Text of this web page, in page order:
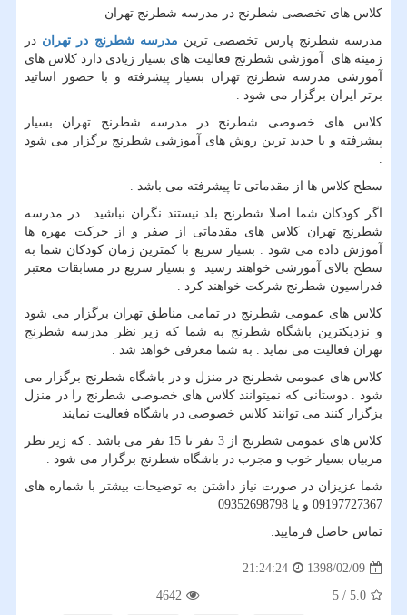
کلاس های تخصصی شطرنج در مدرسه شطرنج تهران
مدرسه شطرنج پارس تخصصی ترین مدرسه شطرنج در تهران در
زمینه های آموزشی شطرنج فعالیت های بسیار زیادی دارد کلاس های
آموزشی مدرسه شطرنج تهران بسیار پیشرفته و با حضور اساتید
برتر ایران برگزار می شود .
کلاس های خصوصی شطرنج در مدرسه شطرنج تهران بسیار
پیشرفته و با جدید ترین روش های آموزشی شطرنج برگزار می شود
سطح کلاس ها از مقدماتی تا پیشرفته می باشد .
اگر کودکان شما اصلا شطرنج بلد نیستند نگران نباشید . در مدرسه
شطرنج تهران کلاس های مقدماتی از صفر و از حرکت مهره ها
آموزش داده می شود . بسیار سریع با کمترین زمان کودکان شما به
سطح بالای آموزشی خواهند رسید و بسیار سریع در مسابقات معتبر
فدراسیون شطرنج شرکت خواهند کرد .
کلاس های عمومی شطرنج در تمامی مناطق تهران برگزار می شود
و نزدیکترین باشگاه شطرنج به شما که زیر نظر مدرسه شطرنج
تهران فعالیت می نماید . به شما معرفی خواهد شد .
کلاس های عمومی شطرنج در منزل و در باشگاه شطرنج برگزار می
شود . دوستانی که نمیتوانند کلاس های خصوصی شطرنج را در منزل
بزگزار کنند می توانند کلاس خصوصی در باشگاه فعالیت نمایند
کلاس های عمومی شطرنج از 3 نفر تا 15 نفر می باشد . که زیر نظر
مربیان بسیار خوب و مجرب در باشگاه شطرنج برگزار می شود .
شما عزیزان در صورت نیاز داشتن به توضیحات بیشتر با شماره های
09197727367 و یا 09352698798
تماس حاصل فرمایید.
1398/02/09
21:24:24
5.0
/
5
4642